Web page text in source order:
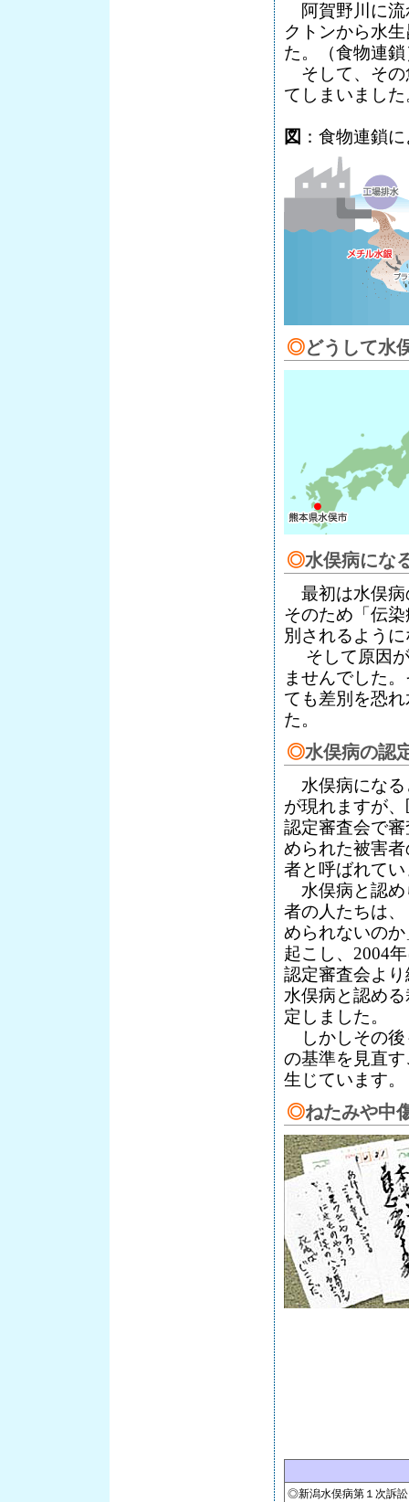
阿賀野川に流
クトンから水
た。（食物連鎖
そして、その
てしまいました
図 ：食物連鎖
◎どうして水
◎水俣病にな
最初は水俣病
そのため「伝
別されるよう
そして原因が
ませんでした
ても差別を恐
た。
◎水俣病の認
水俣病になる
が現れますが
認定審査会で
められた被害
者と呼ばれて
水俣病と認め
者の人たちは
められないの
起こし、2004
認定審査会よ
水俣病と認め
定しました。
しかしその後
の基準を見直
生じています。
◎ねたみや中
◎新潟水俣病第１次訴訟